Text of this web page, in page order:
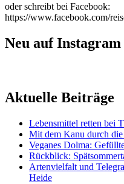
oder schreibt bei Facebook:
https://www.facebook.com/
Neu auf Instagram
Aktuelle Beiträge
Lebensmittel retten bei
Mit dem Kanu durch
Veganes Dolma:
Rückblick:
Artenvielfalt und
Heide